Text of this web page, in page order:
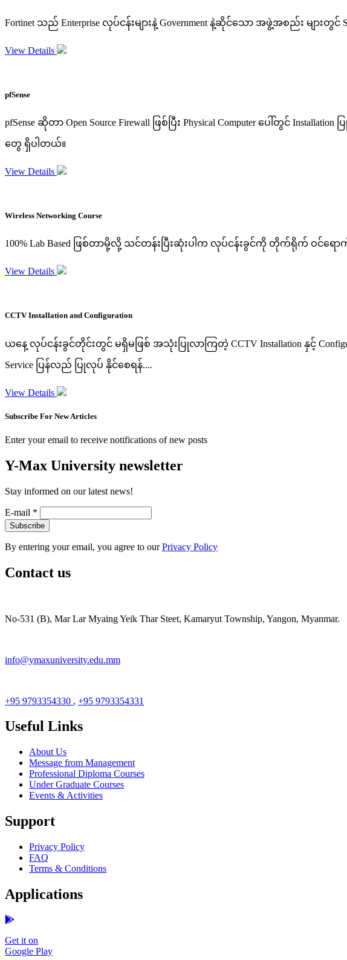
Fortinet သည် Enterprise လုပ်ငန်းများနဲ့ Government နဲ့ဆိုင်သော အဖွဲ့အစည်း မျ
View Details
pfSense
pfSense ဆိုတာ Open Source Firewall ဖြစ်ပြီး Physical Computer ပေါ်တွင်
တွေ ရှိပါတယ်။
View Details
Wireless Networking Course
100% Lab Based ဖြစ်တာမို့လို့ သင်တန်းပြီးဆုံးပါက လုပ်ငန်းခွင်ကို တိုက်ရိုက် ဝင်ရော
View Details
CCTV Installation and Configuration
ယနေ့ လုပ်ငန်းခွင်တိုင်းတွင် မရှိမဖြစ် အသုံးပြုလာကြတဲ့ CCTV Installation နှင့်
Service ပြန်လည် ပြုလုပ် နိုင်စေရန်....
View Details
Subscribe For New Articles
Enter your email to receive notifications of new posts
Y-Max University newsletter
Stay informed on our latest news!
E-mail *
By entering your email, you agree to ourPrivacy Policy
Contact us
No-531 (B), Mar Lar Myaing Yeik Thar Steet, Kamaryut Township, Yangon, Myanmar.
info@ymaxuniversity.edu.mm
+95 9793354330 , +95 9793354331
Useful Links
About Us
Message from Management
Professional Diploma Courses
Under Graduate Courses
Events & Activities
Support
Privacy Policy
FAQ
Terms & Conditions
Applications
Get it on
Google Play